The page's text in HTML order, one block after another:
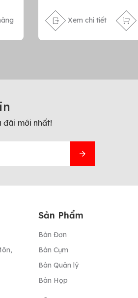
Xem chi tiết
đãi mới nhất!
Sản Phẩm
Bàn Đơn
Bàn Cụm
Bàn Quản lý
Bàn Họp